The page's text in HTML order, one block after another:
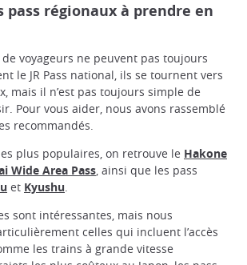
pass régionaux à prendre en
voyageurs ne peuvent pas toujours
le JR Pass national, ils se tournent vers
mais il n’est pas toujours simple de
Pour vous aider, nous avons rassemblé
recommandés.
plus populaires, on retrouve le Hakone
Wide Area Pass, ainsi que les pass
et Kyushu.
sont intéressantes, mais nous
celles qui incluent l’accès
les trains à grande vitesse